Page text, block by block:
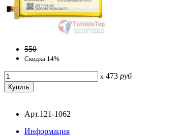
550
Скидка 14%
x 473 руб
Арт.121-1062
Информация